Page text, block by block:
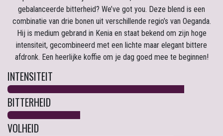
gebalanceerde bitterheid? We’ve got you. Deze blend is een
combinatie van drie bonen uit verschillende regio’s van Oeganda.
Hij is medium gebrand in Kenia en staat bekend om zijn hoge
intensiteit, gecombineerd met een lichte maar elegant bittere
afdronk. Een heerlijke koffie om je dag goed mee te beginnen!
INTENSITEIT
BITTERHEID
VOLHEID